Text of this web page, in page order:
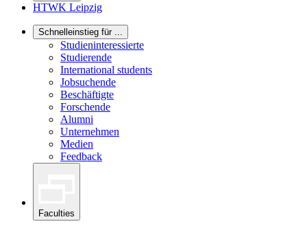
HTWK Leipzig
Schnelleinstieg für ...
Studieninteressierte
Studierende
International students
Jobsuchende
Beschäftigte
Forschende
Alumni
Unternehmen
Medien
Feedback
Faculties